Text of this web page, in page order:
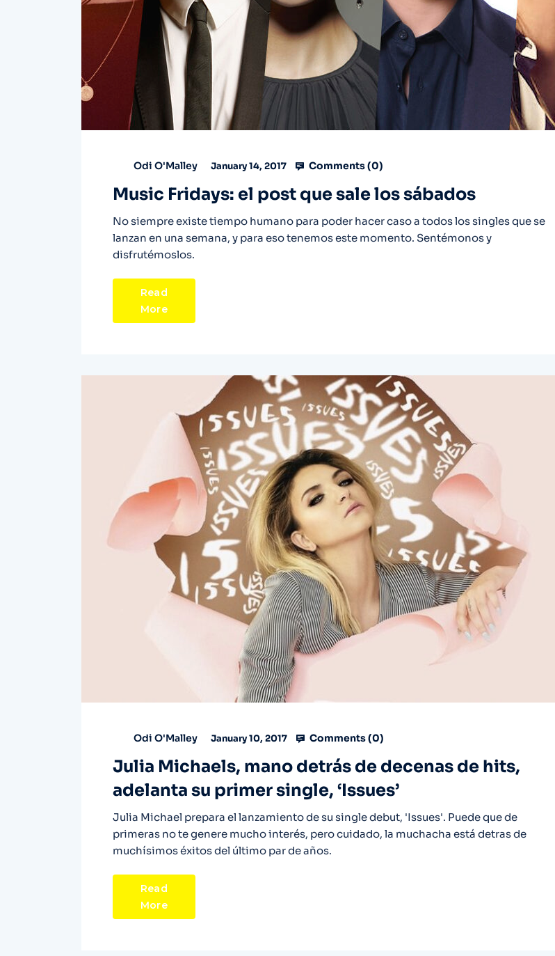
Odi O'Malley January 14, 2017 Comments (0)
Music Fridays: el post que sale los sábados
No siempre existe tiempo humano para poder hacer caso a todos los singles que se
lanzan en una semana, y para eso tenemos este momento. Sentémonos y
disfrutémoslos.
Read
More
Odi O'Malley January 10, 2017 Comments (0)
Julia Michaels, mano detrás de decenas de hits,
adelanta su primer single, ‘Issues’
Julia Michael prepara el lanzamiento de su single debut, 'Issues'. Puede que de
primeras no te genere mucho interés, pero cuidado, la muchacha está detras de
muchísimos éxitos del último par de años.
Read
More